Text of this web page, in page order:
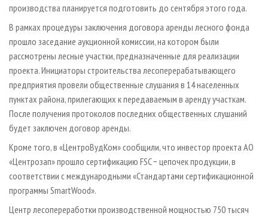
производства планируется подготовить до сентября этого года.
В рамках процедуры заключения договора аренды лесного фонда
прошло заседание аукционной комиссии, на котором были
рассмотрены лесные участки, предназначенные для реализации
проекта. Инициаторы строительства лесоперерабатывающего
предприятия провели общественные слушания в 14 населенных
пунктах района, прилегающих к передаваемым в аренду участкам.
После получения протоколов последних общественных слушаний
будет заключен договор аренды.
Кроме того, в «ЦентроВудКом» сообщили, что инвестор проекта АО
«Центрозап» прошло сертификацию FSC − цепочек продукции, в
соответствии с международными «Стандартами сертификационной
программы SmartWood».
Центр лесопереработки производственной мощностью 750 тысяч